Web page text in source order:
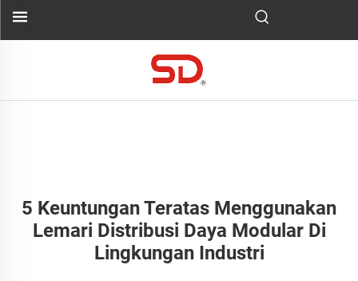
5 Keuntungan Teratas Menggunakan
Lemari Distribusi Daya Modular Di
Lingkungan Industri